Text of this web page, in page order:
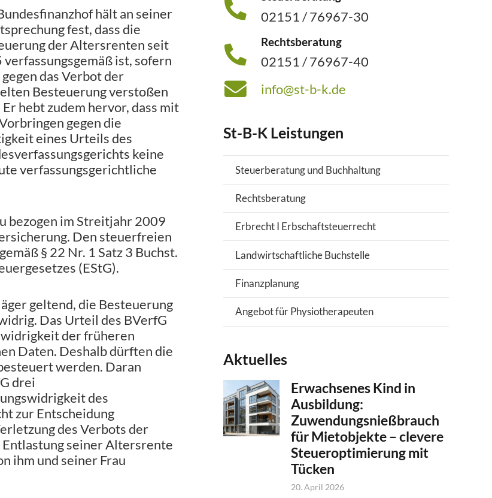
hält an seiner
fest, dass die
der Altersrenten seit
verfassungsgemäß ist, sofern
das Verbot der
Besteuerung verstoßen
hebt zudem hervor, dass mit
gegen die
eines Urteils des
keine
verfassungsgerichtliche
bezogen im Streitjahr 2009
Den steuerfreien
§ 22 Nr. 1 Satz 3 Buchst.
(EStG).
geltend, die Besteuerung
Das Urteil des BVerfG
der früheren
Daten. Deshalb dürften die
werden. Daran
drei
des
zur Entscheidung
des Verbots der
seiner Altersrente
ihm und seiner Frau
02151 / 76967-30
Rechtsberatung
02151 / 76967-40
info@st-b-k.de
St-B-K Leistungen
Steuerberatung und Buchhaltung
Rechtsberatung
Erbrecht I Erbschaftsteuerrecht
Landwirtschaftliche Buchstelle
Finanzplanung
Angebot für Physiotherapeuten
Aktuelles
Erwachsenes Kind in
Ausbildung:
Zuwendungsnießbrauch
für Mietobjekte – clevere
Steueroptimierung mit
Tücken
20. April 2026